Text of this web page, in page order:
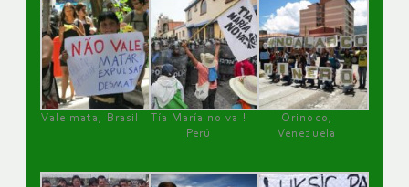
Vale mata, Brasil
Tía María no va !
Perú
Orinoco,
Venezuela